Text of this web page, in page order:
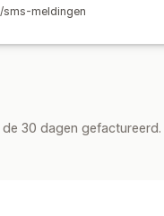
sms-meldingen
30 dagen gefactureerd.